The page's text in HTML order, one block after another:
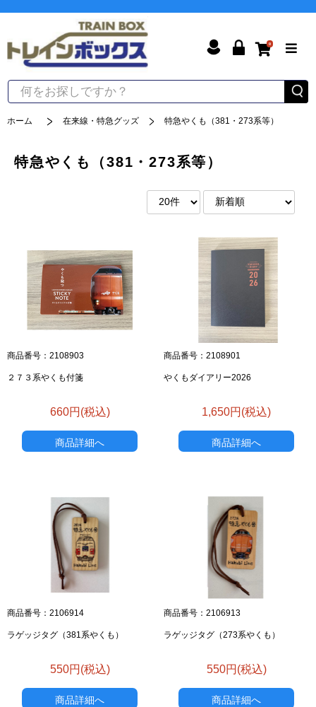
0
ホーム 在来線・特急グッズ 特急やくも（381・273系等）
特急やくも（381・273系等）
商品番号：2108903
２７３系やくも付箋
660円(税込)
商品詳細へ
商品番号：2108901
やくもダイアリー2026
1,650円(税込)
商品詳細へ
商品番号：2106914
ラゲッジタグ（381系やくも）
550円(税込)
商品詳細へ
商品番号：2106913
ラゲッジタグ（273系やくも）
550円(税込)
商品詳細へ